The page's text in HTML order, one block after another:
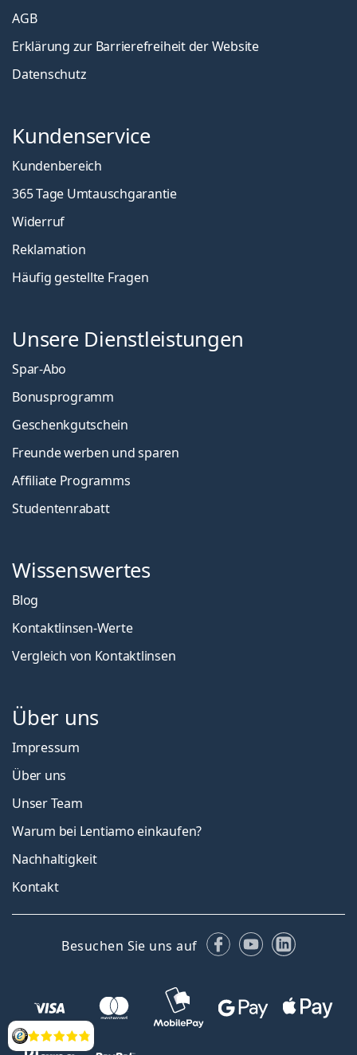
Bewertung
AGB
Erklärung zur Barrierefreiheit der Website
Datenschutz
Kundenservice
Kundenbereich
365 Tage Umtauschgarantie
Widerruf
Reklamation
Häufig gestellte Fragen
Unsere Dienstleistungen
Spar-Abo
Bonusprogramm
Geschenkgutschein
Freunde werben und sparen
Affiliate Programms
Studentenrabatt
Wissenswertes
Blog
Kontaktlinsen-Werte
Vergleich von Kontaktlinsen
Über uns
Impressum
Über uns
Unser Team
Warum bei Lentiamo einkaufen?
Nachhaltigkeit
Kontakt
Besuchen Sie uns auf Facebook
YouTubeLinkedIn